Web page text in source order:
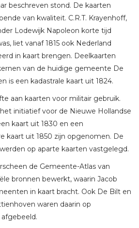
beschreven stond. De kaarten
van kwaliteit. C.R.T. Krayenhoff,
Lodewijk Napoleon korte tijd
liet vanaf 1815 ook Nederland
in kaart brengen. Deelkaarten
van de huidige gemeente De
is een kadastrale kaart uit 1824.
aan kaarten voor militair gebruik.
initiatief voor de Nieuwe Hollandse
kaart uit 1830 en een
kaart uit 1850 zijn opgenomen. De
op aparte kaarten vastgelegd.
de Gemeente-Atlas van
bronnen bewerkt, waarin Jacob
in kaart bracht. Ook De Bilt en
waren daarin op